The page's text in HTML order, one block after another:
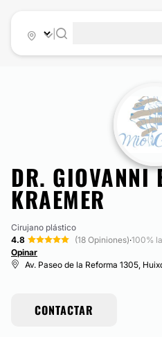
DR. GIOVANNI
KRAEMER
Cirujano plástico
4.8
(18 Opiniones)·100%
Opinar
Av. Paseo de la Reforma 1305,
CONTACTAR